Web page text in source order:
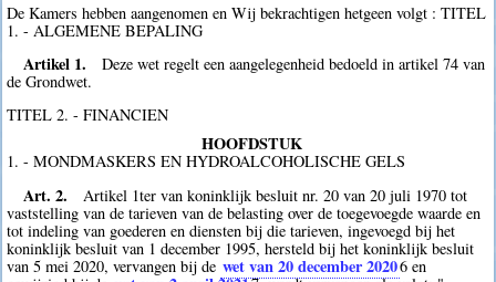
De Kamers hebben aangenomen en Wij bekrachtigen hetgeen volgt : TITEL
1. - ALGEMENE BEPALING
Artikel 1.
Deze wet regelt een aangelegenheid bedoeld in artikel 74 van
de Grondwet.
TITEL 2. - FINANCIEN
HOOFDSTUK
1. - MONDMASKERS EN HYDROALCOHOLISCHE GELS
Art. 2.
Artikel 1ter van koninklijk besluit nr. 20 van 20 juli 1970 tot
vaststelling van de tarieven van de belasting over de toegevoegde waarde en
tot indeling van goederen en diensten bij die tarieven, ingevoegd bij het
koninklijk besluit van 1 december 1995, hersteld bij het koninklijk besluit
van 5 mei 2020, vervangen bij de wet van 20 december 20206 en